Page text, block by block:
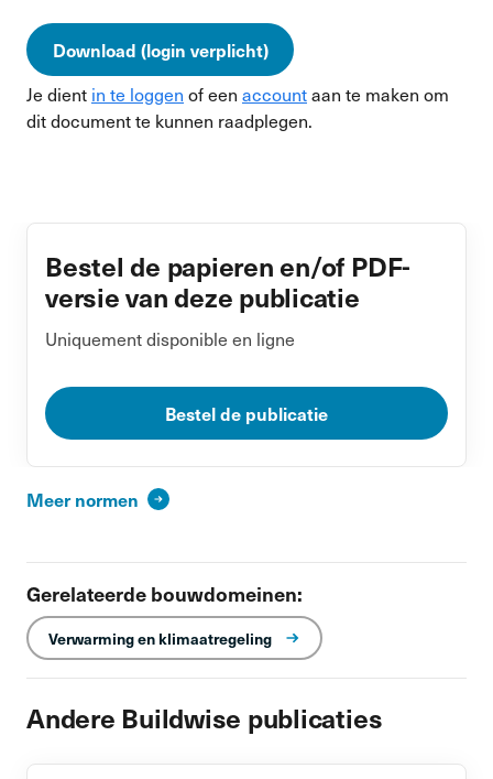
Download (login verplicht)
Je dient in te loggen of een accountaan te maken om
dit document te kunnen raadplegen.
Bestel de papieren en/of PDF-
versie van deze publicatie
Uniquement disponible en ligne
Bestel de publicatie
Meer normen
Gerelateerde bouwdomeinen:
Verwarming en klimaatregeling
Andere Buildwise publicaties